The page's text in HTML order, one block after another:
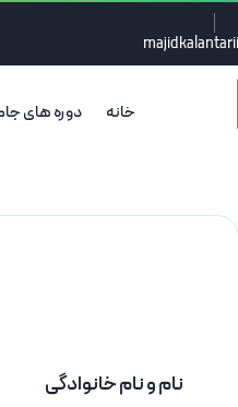
خانه دوره های
نام و نام خانوادگی